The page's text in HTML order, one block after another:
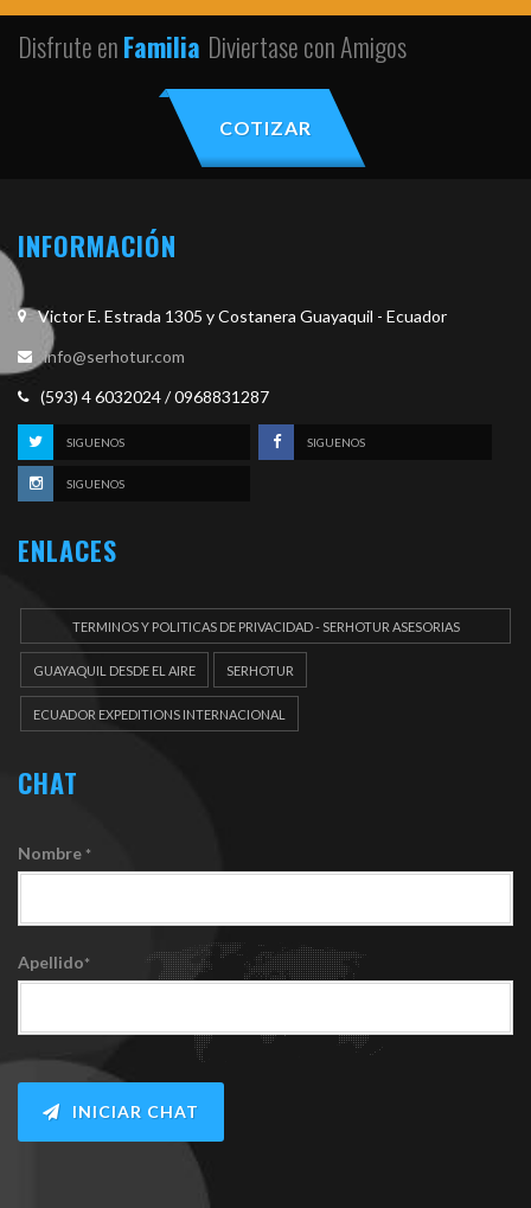
Disfrute enFamilia Diviertase con Amigos
COTIZAR
INFORMACIÓN
Victor E. Estrada 1305 y Costanera Guayaquil - Ecuador
info@serhotur.com
(593) 4 6032024 / 0968831287
SIGUENOS SIGUENOS
SIGUENOS
ENLACES
TERMINOS Y POLITICAS DE PRIVACIDAD - SERHOTUR ASESORIAS
GUAYAQUIL DESDE EL AIRE SERHOTUR
ECUADOR EXPEDITIONS INTERNACIONAL
CHAT
Nombre *
Apellido*
INICIAR CHAT